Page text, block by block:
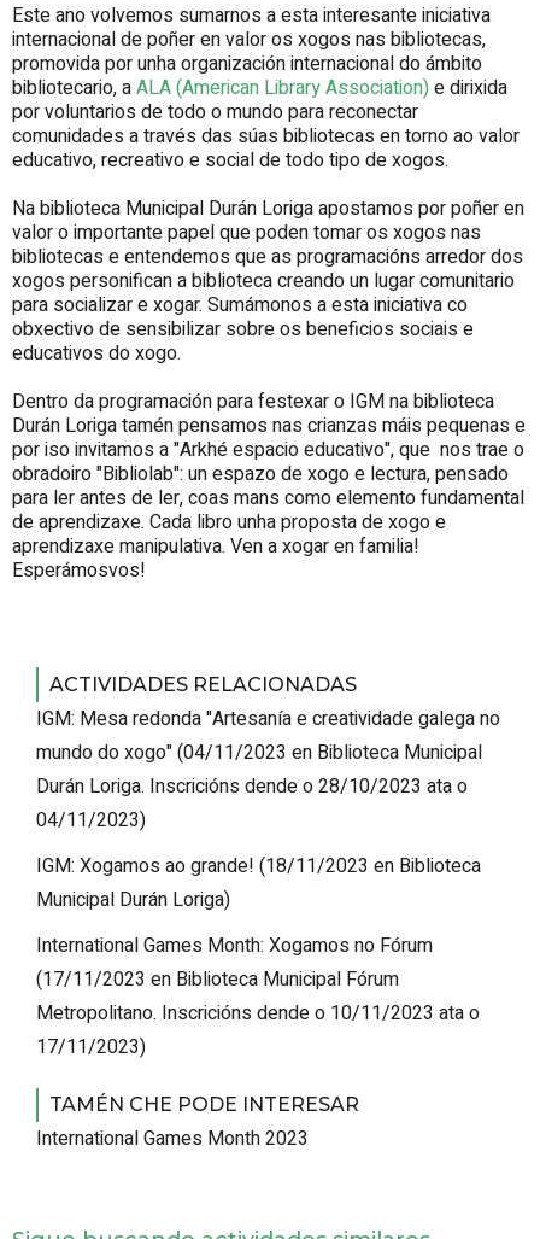
Este ano volvemos sumarnos a esta interesante iniciativa
internacional de poñer en valor os xogos nas bibliotecas,
promovida por unha organización internacional do ámbito
bibliotecario, aALA (American Library Association) e dirixida
por voluntarios de todo o mundo para reconectar
comunidades a través das súas bibliotecas en torno ao valor
educativo, recreativo e social de todo tipo de xogos.
Na biblioteca Municipal Durán Loriga apostamos por poñer en
valor o importante papel que poden tomar os xogos nas
bibliotecas e entendemos que as programacións arredor dos
xogos personifican a biblioteca creando un lugar comunitario
para socializar e xogar. Sumámonos a esta iniciativa co
obxectivo de sensibilizar sobre os beneficios sociais e
educativos do xogo.
Dentro da programación para festexar o IGM na biblioteca
Durán Loriga tamén pensamos nas crianzas máis pequenas e
por iso invitamos a "Arkhé espacio educativo", que nos trae o
obradoiro "Bibliolab": un espazo de xogo e lectura, pensado
para ler antes de ler, coas mans como elemento fundamental
de aprendizaxe. Cada libro unha proposta de xogo e
aprendizaxe manipulativa. Ven a xogar en familia!
Esperámosvos!
ACTIVIDADES RELACIONADAS
IGM: Mesa redonda "Artesanía e creatividade galega no
mundo do xogo"(04/11/2023 en Biblioteca Municipal
Durán Loriga. Inscricións dende o 28/10/2023 ata o
04/11/2023)
IGM: Xogamos ao grande! (18/11/2023 en Biblioteca
Municipal Durán Loriga)
International Games Month: Xogamos no Fórum
(17/11/2023 en Biblioteca Municipal Fórum
Metropolitano. Inscricións dende o 10/11/2023 ata o
17/11/2023)
TAMÉN CHE PODE INTERESAR
International Games Month 2023